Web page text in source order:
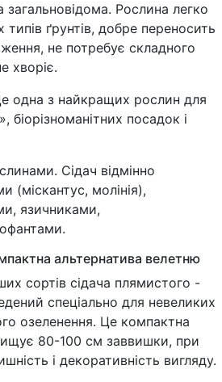
загальновідома. Рослина легко
типів ґрунтів, добре переносить
не потребує складного
хворіє.
одна з найкращих рослин для
біорізноманітних посадок і
Сідач відмінно
(міскантус, молінія),
язичниками,
альтернатива велетню
сортів сідача плямистого -
спеціально для невеликих
озеленення. Це компактна
80-100 см заввишки, при
і декоративність вигляду.